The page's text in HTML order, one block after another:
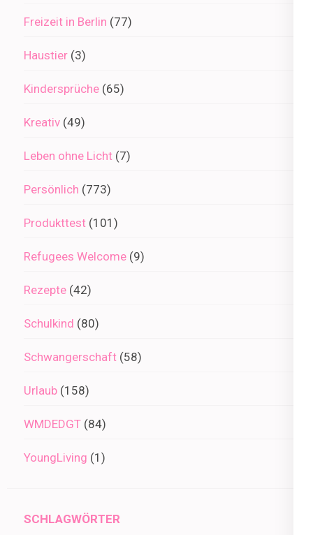
Freizeit in Berlin (77)
Haustier (3)
Kindersprüche (65)
Kreativ (49)
Leben ohne Licht (7)
Persönlich (773)
Produkttest (101)
Refugees Welcome (9)
Rezepte (42)
Schulkind (80)
Schwangerschaft (58)
Urlaub (158)
WMDEDGT (84)
YoungLiving (1)
SCHLAGWÖRTER